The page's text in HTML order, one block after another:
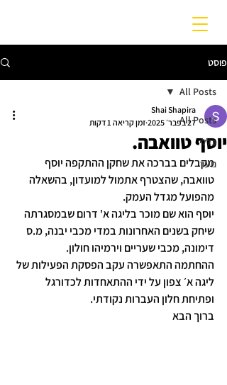
פוסט
All Posts
כללי
נוער
All Posts
יוסף טוואבה.
Shai Shapira
27 בפבר׳ 2025
זמן קריאה 1 דקות
מקבלים בברכה את שחקן ההתקפה יוסף
טוואבה, שהצטרף אתמול למועדון, בהשאלה
מהפועל מגדל העמק.
יוסף הוא שם מוכר בליגה א' דרום שבמסגרתה
שיחק בשנים האחרונות במדי מכבי יבנה, מ.ס
דימונה, מכבי שעריים וירמיהו חולון.
ההחתמה התאפשרה עקב הפסקת הפעילות של
ליגה א׳ צפון על ידי ההתאחדות לכדורגל
ופתיחת חלון העברות נקודתי.
ברוך הבא